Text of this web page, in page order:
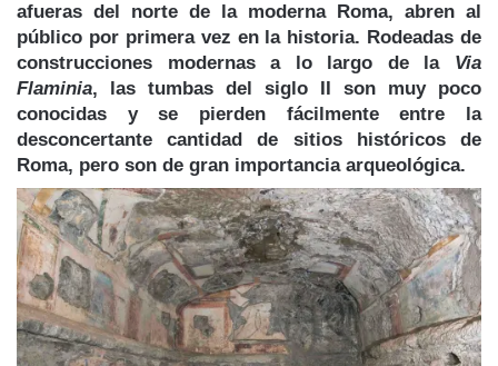
afueras del norte de la moderna Roma, abren al
público por primera vez en la historia. Rodeadas de
construcciones modernas a lo largo de la Via
Flaminia, las tumbas del siglo II son muy poco
conocidas y se pierden fácilmente entre la
desconcertante cantidad de sitios históricos de
Roma, pero son de gran importancia arqueológica.